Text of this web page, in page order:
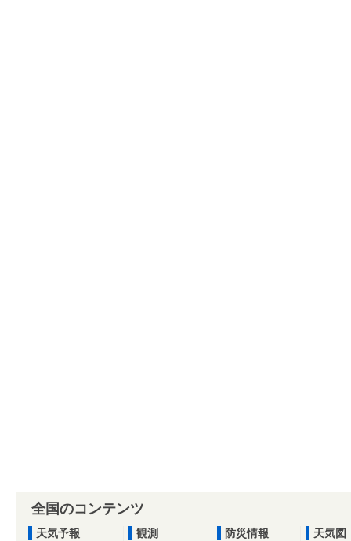
全国のコンテンツ
天気予報
観測
防災情報
天気図